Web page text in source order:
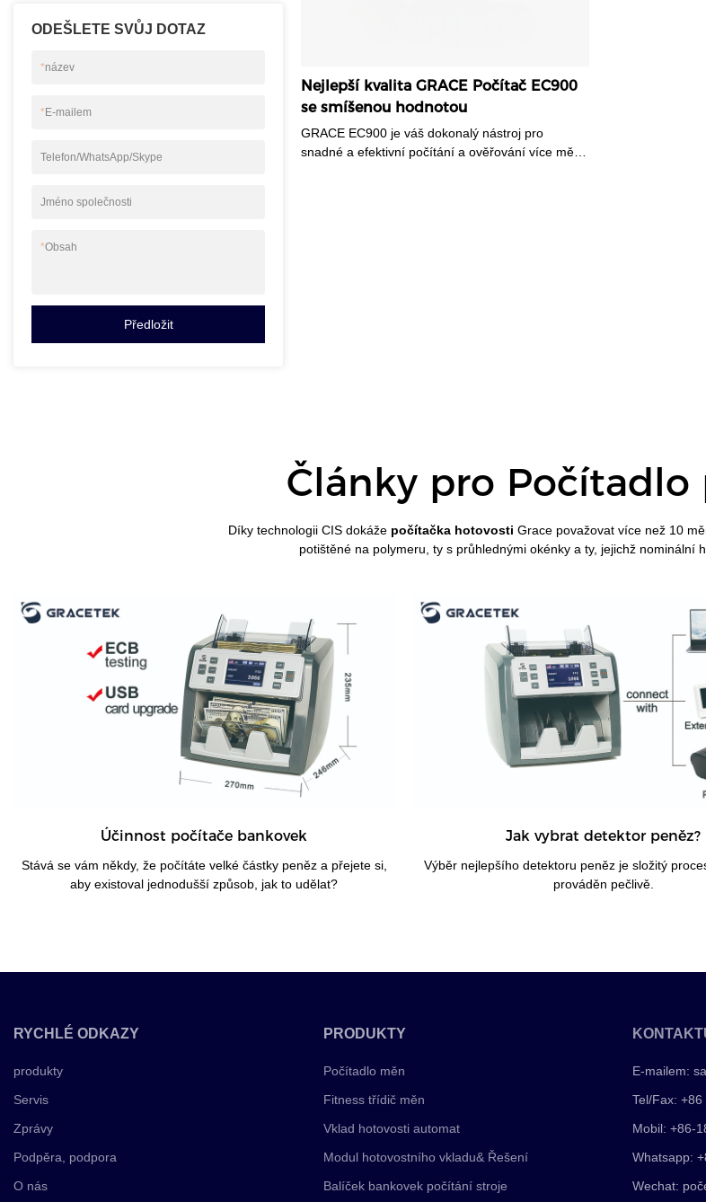
ODEŠLETE SVŮJ DOTAZ
*název
*E-mailem
Telefon/WhatsApp/Skype
Jméno společnosti
*Obsah
Předložit
Nejlepší kvalita GRACE Počítač EC900
se smíšenou hodnotou
GRACE EC900 je váš dokonalý nástroj pro
snadné a efektivní počítání a ověřování více měn,
Články pro Počítadlo
Díky technologii CIS dokáže počítačka hotovosti Grace považovat více než 10
potištěné na polymeru, ty s průhlednými okénky a ty, jejichž nominální
Účinnost počítače bankovek
Stává se vám někdy, že počítáte velké částky peněz a přejete si,
aby existoval jednodušší způsob, jak to udělat?
Jak vybrat detektor peněz?
Výběr nejlepšího detektoru peněz je složitý
prováděn pečlivě.
RYCHLÉ ODKAZY
produkty
Servis
Zprávy
Podpěra, podpora
O nás
PRODUKTY
Počítadlo měn
Fitness třídič měn
Vklad hotovosti automat
Modul hotovostního vkladu& Řešení
Balíček bankovek počítání stroje
E-mailem:
Tel/Fax:
Mobil: +86-
Whatsapp:
Wechat: